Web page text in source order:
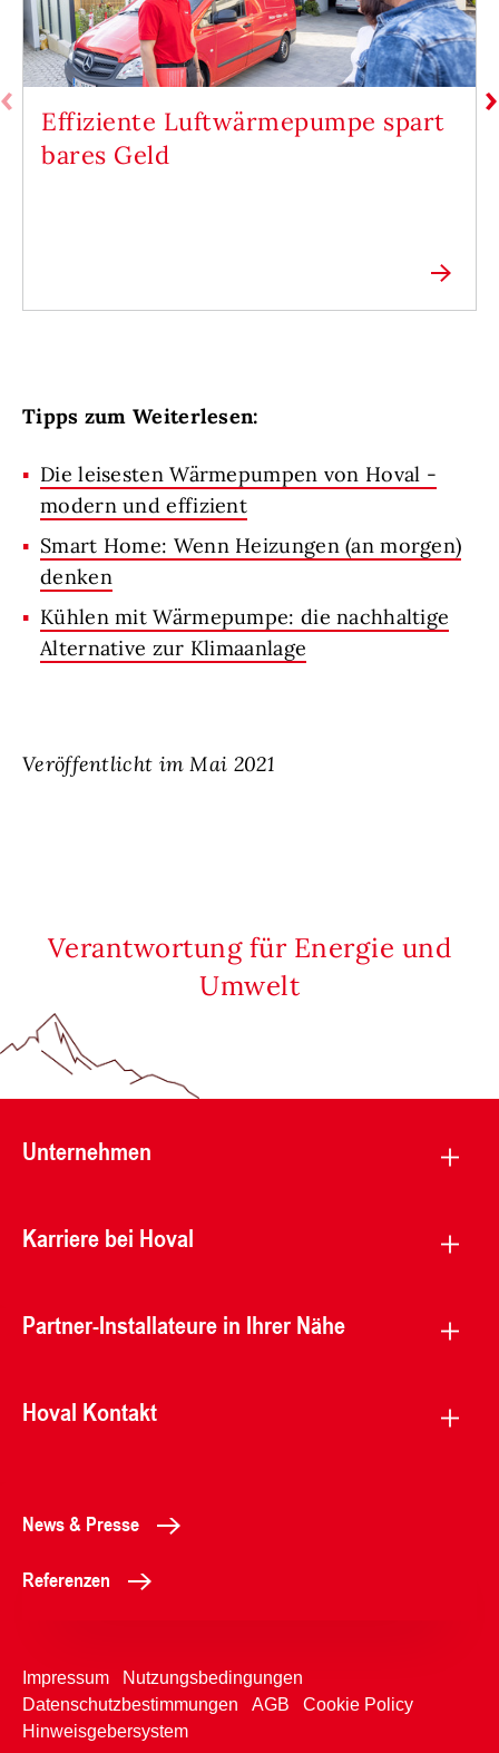
Effiziente Luftwärmepumpe spart
bares Geld
Tipps zum Weiterlesen:
Die leisesten Wärmepumpen von Hoval -
modern und effizient
Smart Home: Wenn Heizungen (an morgen)
denken
Kühlen mit Wärmepumpe: die nachhaltige
Alternative zur Klimaanlage
Veröffentlicht im Mai 2021
Verantwortung für Energie und
Umwelt
Unternehmen
Karriere bei Hoval
Partner-Installateure in Ihrer Nähe
Hoval Kontakt
News & Presse
Referenzen
Impressum
Nutzungsbedingungen
Datenschutzbestimmungen
AGB
Cookie Policy
Hinweisgebersystem